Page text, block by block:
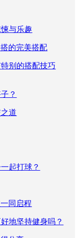
与乐趣
的完美搭配
别的搭配技巧
？
道
起打球？
同启程
地坚持健身吗？